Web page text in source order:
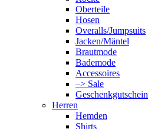
Oberteile
Hosen
Overalls/Jumpsuits
Jacken/Mäntel
Brautmode
Bademode
Accessoires
–> Sale
Geschenkgutschein
Herren
Hemden
Shirts